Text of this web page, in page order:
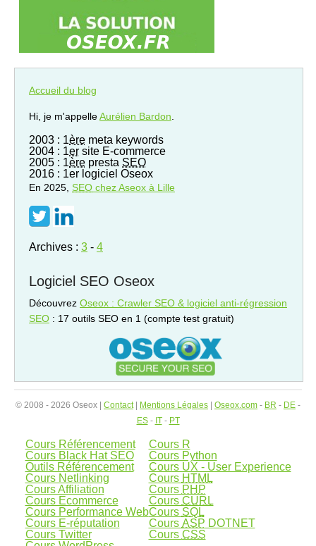
Accueil du blog
Hi, je m'appelleAurélien Bardon
2003 : 1ère meta keywords
2004 : 1er site E-commerce
2005 : 1ère presta SEO
2016 : 1er logiciel Oseox
En 2025, SEO chez Aseox à Lille
Archives : 3 - 4
Logiciel SEO Oseox
Découvrez Oseox : Crawler SEO & logiciel anti-régression
SEO : 17 outils SEO en 1 (compte test gratuit)
© 2008 - 2026 Oseox | Contact| Mentions Légales Oseox.com - BR - DE -
ES- IT- PT
Cours Référencement
Cours Black Hat SEO
Outils Référencement
Cours Netlinking
Cours Affiliation
Cours Ecommerce
Cours Performance Web
Cours E-réputation
Cours Twitter
Cours R
Cours Python
Cours UX - User Experience
Cours HTML
Cours PHP
Cours CURL
Cours SQL
Cours ASP DOTNET
Cours CSS